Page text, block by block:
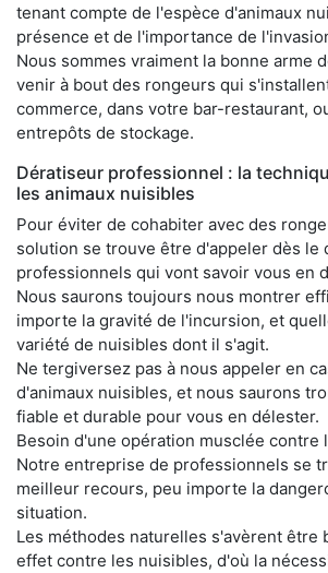
tenant compte de l'espèce d'animaux
présence et de l'importance de
Nous sommes vraiment la bonne arme
venir à bout des rongeurs qui
commerce, dans votre bar-restaurant,
entrepôts de stockage.
Dératiseur professionnel : la
les animaux nuisibles
Pour éviter de cohabiter avec des
solution se trouve être d'appeler dès le
professionnels qui vont savoir vous en
Nous saurons toujours nous montrer
importe la gravité de l'incursion, et
variété de nuisibles dont il s'agit.
Ne tergiversez pas à nous appeler en
d'animaux nuisibles, et nous saurons
fiable et durable pour vous en délester.
Besoin d'une opération musclée contre
Notre entreprise de professionnels se
meilleur recours, peu importe la
situation.
Les méthodes naturelles s'avèrent être
effet contre les nuisibles, d'où la